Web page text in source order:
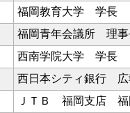
福岡教育大学 学長
福岡青年会議所 理事
西南学院大学 学長
西日本シティ銀行 広
ＪＴＢ 福岡支店 福